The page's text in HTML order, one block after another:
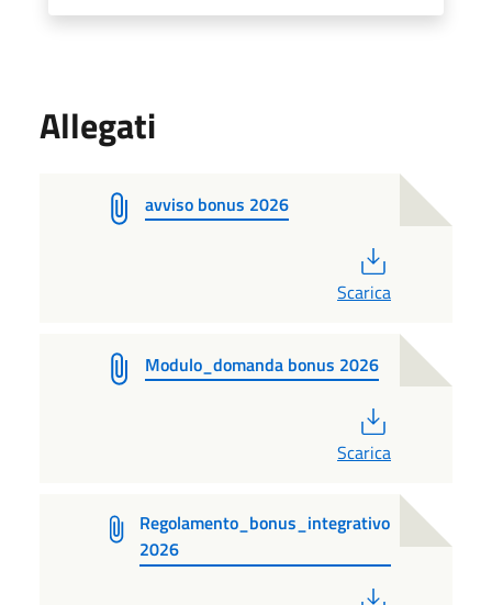
Allegati
avviso bonus 2026
Scarica
Modulo_domanda bonus 2026
Scarica
Regolamento_bonus_integrativo
2026